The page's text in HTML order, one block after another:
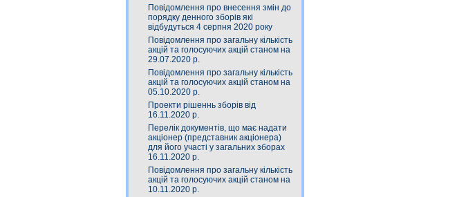
Повідомлення про внесення змін до
порядку денного зборів які
відбудуться 4 серпня 2020 року
Повідомлення про загальну кількість
акцій та голосуючих акцій станом на
29.07.2020 р.
Повідомлення про загальну кількість
акцій та голосуючих акцій станом на
05.10.2020 р.
Проекти рішеннь зборів від
16.11.2020 р.
Перелік документів, що має надати
акціонер (представник акціонера)
для його участі у загальних зборах
16.11.2020 р.
Повідомлення про загальну кількість
акцій та голосуючих акцій станом на
10.11.2020 р.